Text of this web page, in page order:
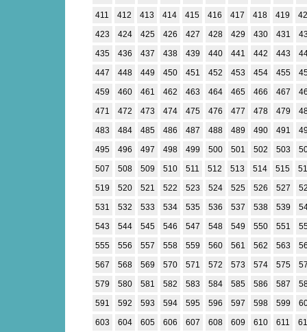
411
412 413 414 415 416 417 418 419
423
424 425 426 427 428 429 430 431
435
436 437 438 439 440 441 442 443
447
448 449 450 451 452 453 454 455
459
460 461 462 463 464 465 466 467
471
472 473 474 475 476 477 478 479
483
484 485 486 487 488 489 490 491
495
496 497 498 499 500 501 502 503
507
508 509 510 511 512 513 514 515
519
520 521 522 523 524 525 526 527
531
532 533 534 535 536 537 538 539
543
544 545 546 547 548 549 550 551
555
556 557 558 559 560 561 562 563
567
568 569 570 571 572 573 574 575
579
580 581 582 583 584 585 586 587
591
592 593 594 595 596 597 598 599
603
604 605 606 607 608 609 610 611